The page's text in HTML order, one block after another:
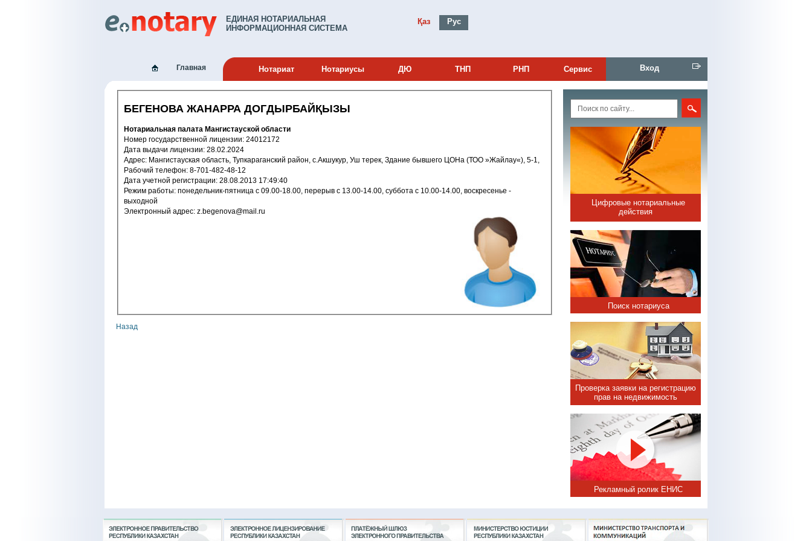
ЕДИНАЯ НОТАРИАЛЬНАЯ
ИНФОРМАЦИОННАЯ СИСТЕМА
Қаз Рус
Главная Нотариат Нотариусы ДЮ ТНП РНП Сервис Вход
БЕГЕНОВА ЖАНАРРА ДОГДЫРБАЙҚЫЗЫ
Нотариальная палата Мангистауской области
Номер государственной лицензии: 24012172
Дата выдачи лицензии: 28.02.2024
Адрес: Мангистауская область, Тупкараганский район, с.Акшукур, Уш терек, Здание бывшего ЦОНа (ТОО »Жайлау«), 5-1,
Рабочий телефон: 8-701-482-48-12
Дата учетной регистрации: 28.08.2013 17:49:40
Режим работы: понедельник-пятница с 09.00-18.00, перерыв с 13.00-14.00, суббота с 10.00-14.00, воскресенье -
выходной
Электронный адрес: z.begenova@mail.ru
Назад
Цифровые нотариальные
действия
Поиск нотариуса
Проверка заявки на регистрацию
прав на недвижимость
Рекламный ролик ЕНИС